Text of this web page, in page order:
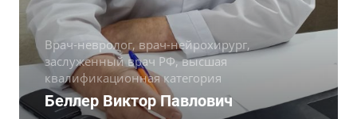
Врач-невролог, врач-нейрохирург,
заслуженный врач РФ, высшая
квалификационная категория
Беллер Виктор Павлович